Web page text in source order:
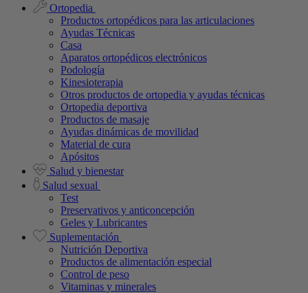
Ortopedia
Productos ortopédicos para las articulaciones
Ayudas Técnicas
Casa
Aparatos ortopédicos electrónicos
Podología
Kinesioterapia
Otros productos de ortopedia y ayudas técnicas
Ortopedia deportiva
Productos de masaje
Ayudas dinámicas de movilidad
Material de cura
Apósitos
Salud y bienestar
Salud sexual
Test
Preservativos y anticoncepción
Geles y Lubricantes
Suplementación
Nutrición Deportiva
Productos de alimentación especial
Control de peso
Vitaminas y minerales